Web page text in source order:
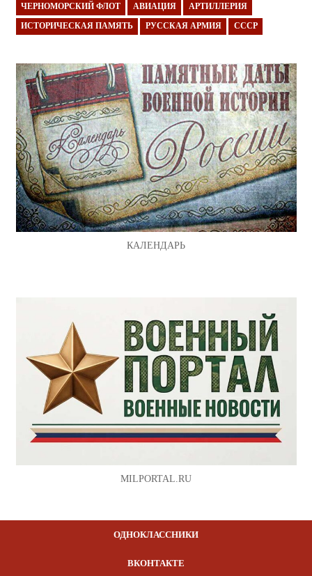
ЧЕРНОМОРСКИЙ ФЛОТ АВИАЦИЯ АРТИЛЛЕРИЯ
ИСТОРИЧЕСКАЯ ПАМЯТЬ РУССКАЯ АРМИЯ СССР
КАЛЕНДАРЬ
MILPORTAL.RU
ОДНОКЛАССНИКИ
ВКОНТАКТЕ